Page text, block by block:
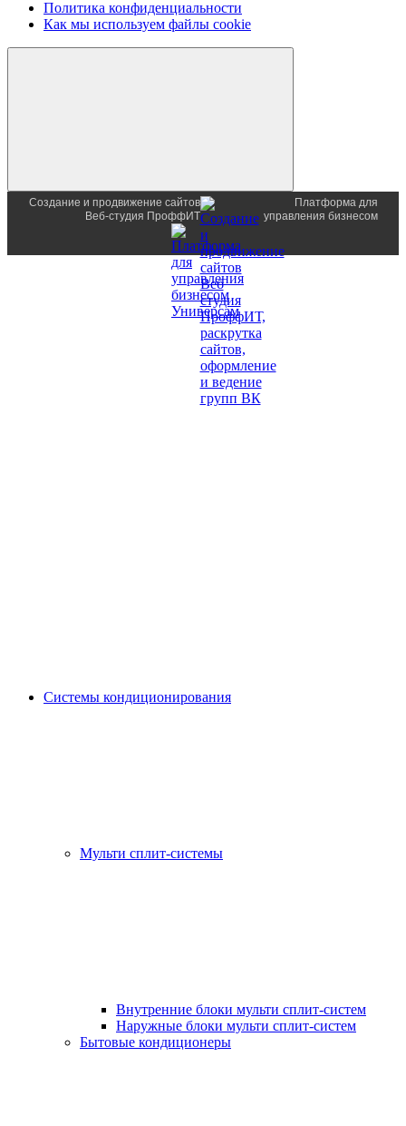
Политика конфиденциальности
Как мы используем файлы cookie
Создание и продвижение сайтов
Веб-студия ПроффИТ
Платформа для
управления бизнесом
Системы кондиционирования
Мульти сплит-системы
Внутренние блоки мульти сплит-систем
Наружные блоки мульти сплит-систем
Бытовые кондиционеры